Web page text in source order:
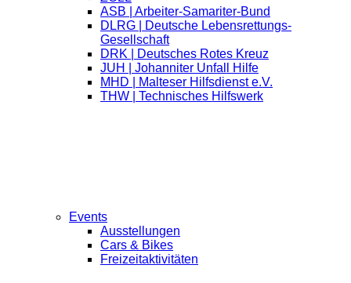
ASB | Arbeiter-Samariter-Bund
DLRG | Deutsche Lebensrettungs-
Gesellschaft
DRK | Deutsches Rotes Kreuz
JUH | Johanniter Unfall Hilfe
MHD | Malteser Hilfsdienst e.V.
THW | Technisches Hilfswerk
Events
Ausstellungen
Cars & Bikes
Freizeitaktivitäten